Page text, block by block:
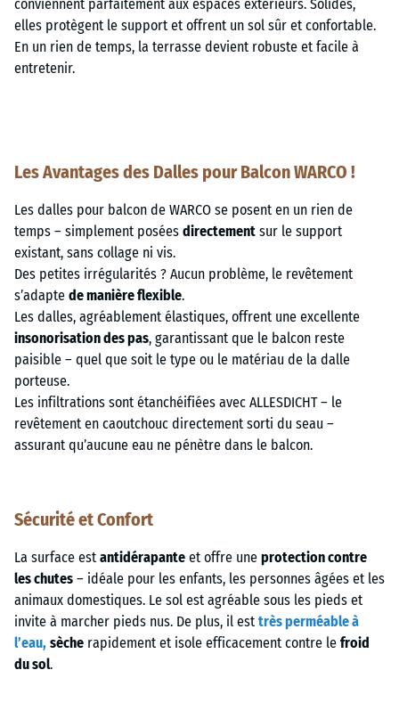
Les Avantages des Dalles pour Balcon WARCO !
Les dalles pour balcon de WARCO se posent en un rien de
temps – simplement posées directement sur le support
existant, sans collage ni vis.
Des petites irrégularités ? Aucun problème, le revêtement
s’adapte de manière flexible.
Les dalles, agréablement élastiques, offrent une excellente
insonorisation des pas, garantissant que le balcon reste
paisible – quel que soit le type ou le matériau de la dalle
porteuse.
Les infiltrations sont étanchéifiées avec ALLESDICHT – le
revêtement en caoutchouc directement sorti du seau –
assurant qu’aucune eau ne pénètre dans le balcon.
Sécurité et Confort
La surface est antidérapante et offre une protection contre
les chutes – idéale pour les enfants, les personnes âgées et les
animaux domestiques. Le sol est agréable sous les pieds et
invite à marcher pieds nus. De plus, il est très perméable à
l’eau, sèche rapidement et isole efficacement contre le froid
du sol.